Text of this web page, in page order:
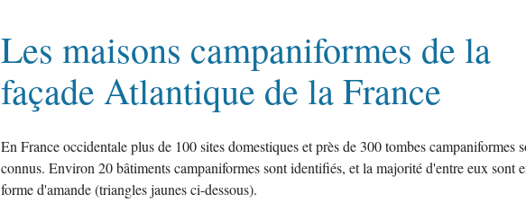
Les maisons campaniformes de la
façade Atlantique de la France
En France occidentale plus de 100 sites domestiques et près de 300 tombes campaniformes
connus. Environ 20 bâtiments campaniformes sont identifiés, et la majorité d'entre eux sont
forme d'amande (triangles jaunes ci-dessous).